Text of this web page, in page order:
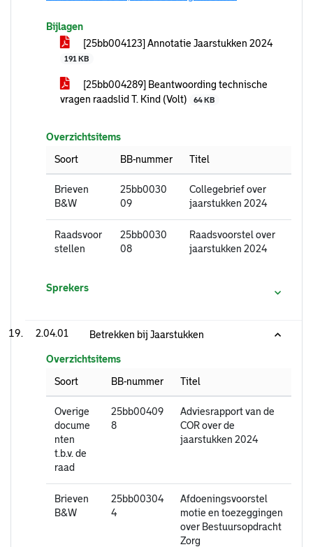
Bijlagen
[25bb004123] Annotatie Jaarstukken 2024
191 KB
[25bb004289] Beantwoording technische
vragen raadslid T. Kind (Volt)
64 KB
Overzichtsitems
Soort
BB-nummer Titel
Brieven
B&W
25bb0030
09
Collegebrief over
jaarstukken 2024
Raadsvoor
stellen
25bb0030
08
Raadsvoorstel over
jaarstukken 2024
Sprekers
2.04.01 Betrekken bij Jaarstukken
Overzichtsitems
Soort
BB-nummer Titel
Overige
docume
nten
t.b.v. de
raad
25bb00409
8
Adviesrapport van de
COR over de
jaarstukken 2024
Brieven
B&W
25bb00304
4
Afdoeningsvoorstel
motie en toezeggingen
over Bestuursopdracht
Zorg